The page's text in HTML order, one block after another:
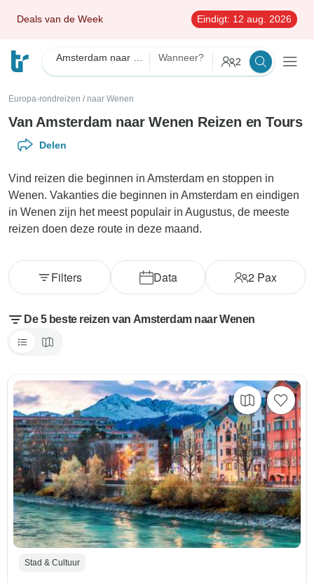
Deals van de Week Eindigt: 12 aug. 2026
Wanneer? 2
Europa-rondreizen / naar Wenen
Van Amsterdam naar Wenen Reizen en Tours
Delen
Vind reizen die beginnen in Amsterdam en stoppen in
Wenen. Vakanties die beginnen in Amsterdam en eindigen
in Wenen zijn het meest populair in Augustus, de meeste
reizen doen deze route in deze maand.
Data 2 Pax
Filters
De 5 beste reizen van Amsterdam naar Wenen
Stad & Cultuur